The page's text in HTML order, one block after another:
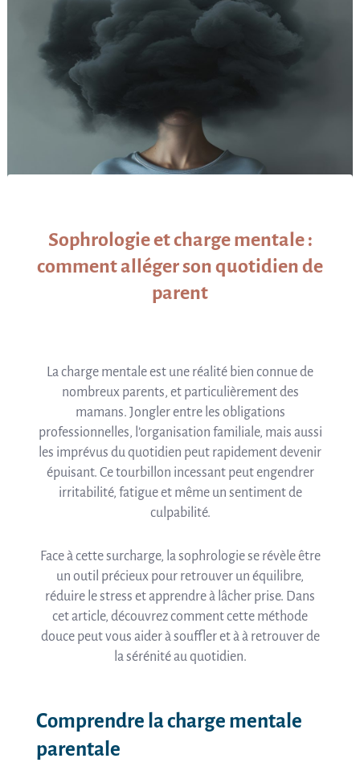
Sophrologie et charge mentale :
comment alléger son quotidien de
parent
La charge mentale est une réalité bien connue de
nombreux parents, et particulièrement des
mamans. Jongler entre les obligations
professionnelles, l’organisation familiale, mais aussi
les imprévus du quotidien peut rapidement devenir
épuisant. Ce tourbillon incessant peut engendrer
irritabilité, fatigue et même un sentiment de
culpabilité.
Face à cette surcharge, la sophrologie se révèle être
un outil précieux pour retrouver un équilibre,
réduire le stress et apprendre à lâcher prise. Dans
cet article, découvrez comment cette méthode
douce peut vous aider à souffler et à à retrouver de
la sérénité au quotidien.
Comprendre la charge mentale
parentale